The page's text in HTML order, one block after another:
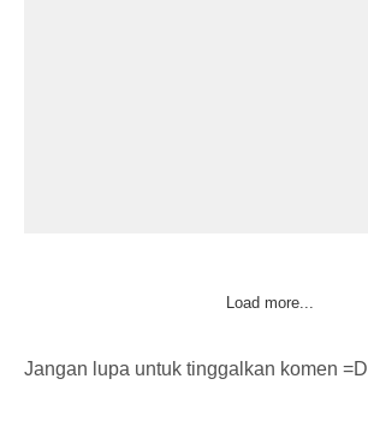
Load more...
Jangan lupa untuk tinggalkan komen =D